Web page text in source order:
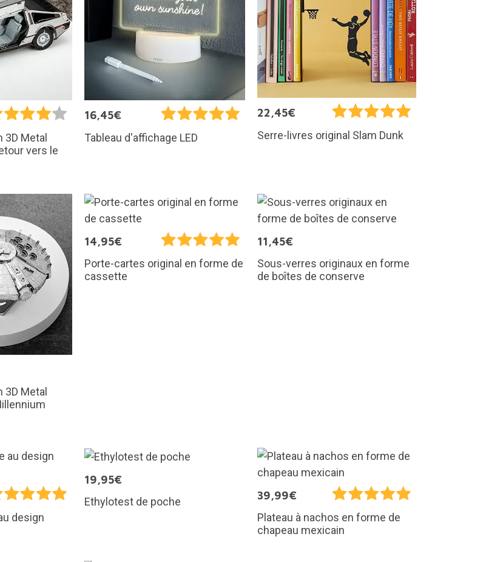
3D Metal
vers le
16,45€
Tableau d'affichage LED
22,45€
Serre-livres original Slam Dunk
3D Metal
14,95€
Porte-cartes original en forme de
cassette
11,45€
Sous-verres originaux en forme
de boîtes de conserve
design
19,95€
Ethylotest de poche
39,99€
Plateau à nachos en forme de
chapeau mexicain